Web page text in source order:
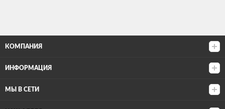
КОМПАНИЯ
ИНФОРМАЦИЯ
МЫ В СЕТИ